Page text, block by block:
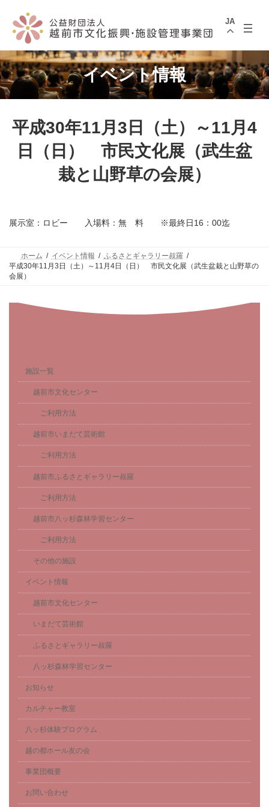
へ
ス
キ
ッ
プ
ョ
ン
に
移
動
JA
イベント情報
平成30年11月3日（土）～11月4
日（日） 市民文化展（武生盆
栽と山野草の会展）
展示室：ロビー 入場料：無 料 ※最終日16：00迄
ホーム イベント情報
ふるさとギャラリー叔羅
平成30年11月3日（土）～11月4日（日） 市民文化展（武生盆栽と山野草の
会展）
施設一覧
越前市文化センター
ご利用方法
越前市いまだて芸術館
ご利用方法
越前市ふるさとギャラリー叔羅
ご利用方法
越前市八ッ杉森林学習センター
ご利用方法
その他の施設
イベント情報
越前市文化センター
いまだて芸術館
ふるさとギャラリー叔羅
八ッ杉森林学習センター
お知らせ
カルチャー教室
八ッ杉体験プログラム
越の都ホール友の会
事業団概要
お問い合わせ